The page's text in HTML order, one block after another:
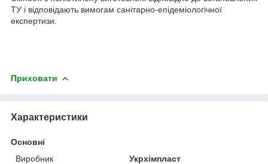
ТУ і відповідають вимогам санітарно-епідеміологічної
експертизи.
Приховати
Характеристики
Основні
Виробник
Укрхімпласт